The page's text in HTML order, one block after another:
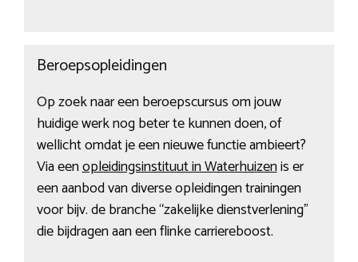
Beroepsopleidingen
Op zoek naar een beroepscursus om jouw
huidige werk nog beter te kunnen doen, of
wellicht omdat je een nieuwe functie ambieert?
Via eenopleidingsinstituut in Waterhuizenis er
een aanbod van diverse opleidingen trainingen
voor bijv. de branche “zakelijke dienstverlening”
die bijdragen aan een flinke carriereboost.